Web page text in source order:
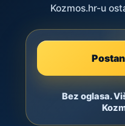
Kozmos.hr-u
Bez oglasa.